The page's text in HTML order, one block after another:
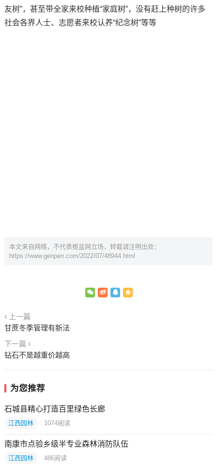
友树”，甚至带全家来校种植“家庭树”，没有赶上种树的许多
社会各界人士、志愿者来校认养“纪念树”等等
本文来自网络，不代表根盆网立场，转载请注明出处：
https://www.genpen.com/2022/07/48944.html
上一篇
甘蔗冬季管理有新法
下一篇
钻石不是越重价越高
为您推荐
石城县精心打造百里绿色长廊
江西园林 1074阅读
南康市点验乡级半专业森林消防队伍
江西园林 486阅读